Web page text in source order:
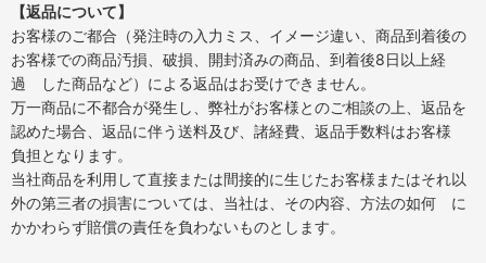
【返品について】
お客様のご都合（発注時の入力ミス、イメージ違い、商品到着後の
お客様での商品汚損、破損、開封済みの商品、到着後8日以上経
過 した商品など）による返品はお受けできません。
万一商品に不都合が発生し、弊社がお客様とのご相談の上、返品を
認めた場合、返品に伴う送料及び、諸経費、返品手数料はお客様
負担となります。
当社商品を利用して直接または間接的に生じたお客様またはそれ以
外の第三者の損害については、当社は、その内容、方法の如何 に
かかわらず賠償の責任を負わないものとします。